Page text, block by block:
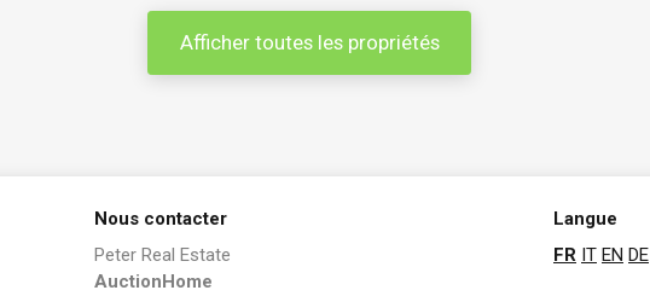
Afficher toutes les propriétés
Nous contacter
Peter Real Estate
AuctionHome
Langue
FR IT EN DE